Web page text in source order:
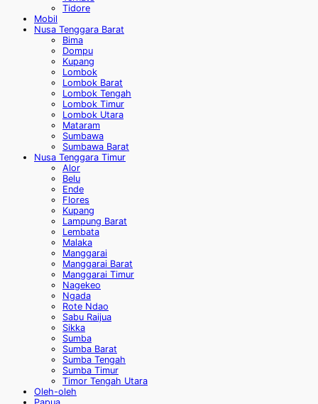
Tidore
Mobil
Nusa Tenggara Barat
Bima
Dompu
Kupang
Lombok
Lombok Barat
Lombok Tengah
Lombok Timur
Lombok Utara
Mataram
Sumbawa
Sumbawa Barat
Nusa Tenggara Timur
Alor
Belu
Ende
Flores
Kupang
Lampung Barat
Lembata
Malaka
Manggarai
Manggarai Barat
Manggarai Timur
Nagekeo
Ngada
Rote Ndao
Sabu Raijua
Sikka
Sumba
Sumba Barat
Sumba Tengah
Sumba Timur
Timor Tengah Utara
Oleh-oleh